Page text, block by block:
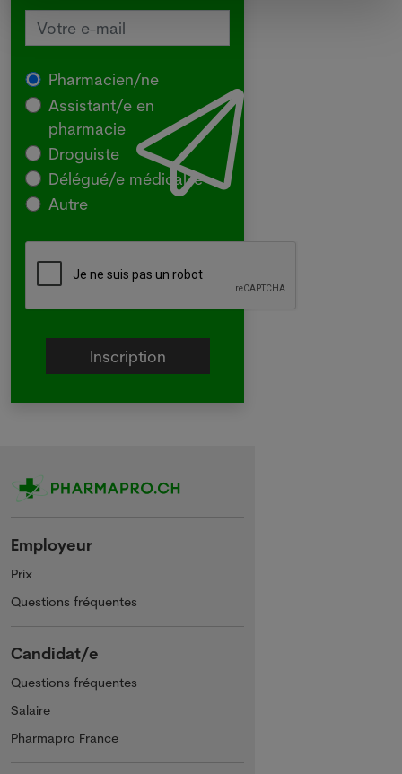
Pharmacien/ne
Assistant/e en
pharmacie
Droguiste
Délégué/e médical/e
Autre
Employeur
Prix
Questions fréquentes
Candidat/e
Questions fréquentes
Salaire
Pharmapro France